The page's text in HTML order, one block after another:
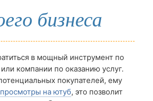
бизнеса
в мощный инструмент по
компании по оказанию услуг.
покупателей, ему
на ютуб, это позволит